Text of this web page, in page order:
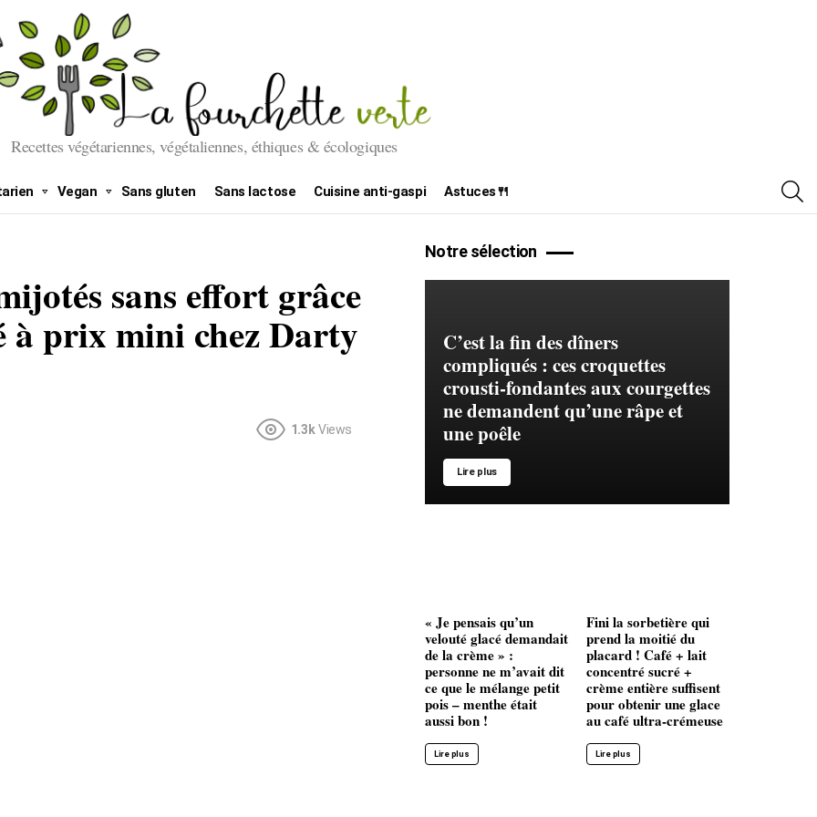
Recettes végétariennes, végétaliennes, éthiques & écologiques
Vegan Sans gluten Sans lactose Cuisine anti-gaspi Astuces🍴
sans effort grâce
à prix mini chez Darty
1.3k Views
Notre sélection
C’est la fin des dîners
compliqués : ces croquettes
crousti-fondantes aux courgettes
ne demandent qu’une râpe et
une poêle
Lire plus
« Je pensais qu’un
velouté glacé demandait
de la crème » :
personne ne m’avait dit
ce que le mélange petit
pois – menthe était
aussi bon !
Lire plus
Fini la sorbetière qui
prend la moitié du
placard ! Café + lait
concentré sucré +
crème entière suffisent
pour obtenir une glace
au café ultra-crémeuse
Lire plus